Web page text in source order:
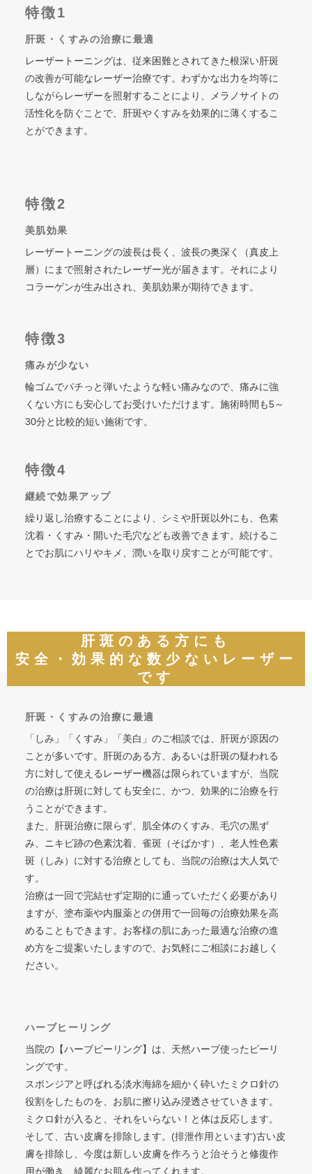
特徴1
肝斑・くすみの治療に最適
レーザートーニングは、従来困難とされてきた根深い肝斑
の改善が可能なレーザー治療です。わずかな出力を均等に
しながらレーザーを照射することにより、メラノサイトの
活性化を防ぐことで、肝斑やくすみを効果的に薄くするこ
とができます。
特徴2
美肌効果
レーザートーニングの波長は長く、波長の奥深く（真皮上
層）にまで照射されたレーザー光が届きます。それにより
コラーゲンが生み出され、美肌効果が期待できます。
特徴3
痛みが少ない
輪ゴムでパチっと弾いたような軽い痛みなので、痛みに強
くない方にも安心してお受けいただけます。施術時間も5～
30分と比較的短い施術です。
特徴4
継続で効果アップ
繰り返し治療することにより、シミや肝斑以外にも、色素
沈着・くすみ・開いた毛穴なども改善できます。続けるこ
とでお肌にハリやキメ、潤いを取り戻すことが可能です。
肝斑のある方にも
安全・効果的な数少ないレーザー
です
肝斑・くすみの治療に最適
「しみ」「くすみ」「美白」のご相談では、肝斑が原因の
ことが多いです。肝斑のある方、あるいは肝斑の疑われる
方に対して使えるレーザー機器は限られていますが、当院
の治療は肝斑に対しても安全に、かつ、効果的に治療を行
うことができます。
また、肝斑治療に限らず、肌全体のくすみ、毛穴の黒ず
み、ニキビ跡の色素沈着、雀斑（そばかす）、老人性色素
斑（しみ）に対する治療としても、当院の治療は大人気で
す。
治療は一回で完結せず定期的に通っていただく必要があり
ますが、塗布薬や内服薬との併用で一回毎の治療効果を高
めることもできます。お客様の肌にあった最適な治療の進
め方をご提案いたしますので、お気軽にご相談にお越しく
ださい。
ハーブヒーリング
当院の【ハーブピーリング】は、天然ハーブ使ったピーリ
ングです。
スポンジアと呼ばれる淡水海綿を細かく砕いたミクロ針の
役割をしたものを、お肌に擦り込み浸透させていきます。
ミクロ針が入ると、それをいらない！と体は反応します。
そして、古い皮膚を排除します。(排泄作用といます)古い皮
膚を排除し、今度は新しい皮膚を作ろうと治そうと修復作
用が働き、綺麗なお肌を作ってくれます。